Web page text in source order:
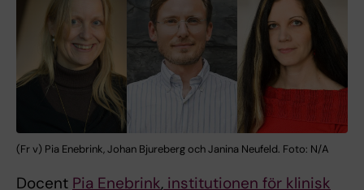
(Fr v) Pia Enebrink, Johan Bjureberg och Janina Neufeld. Foto: N/A
Docent Pia Enebrink, institutionen för klinisk